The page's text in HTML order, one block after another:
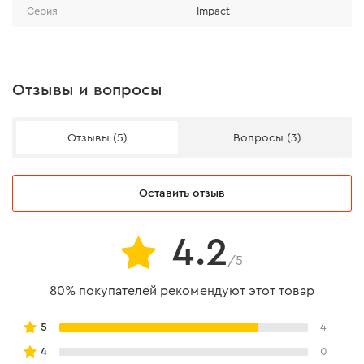
закаливание биты позволяет выдерживать
Выбор типа биты
Серия Impact
Отзывы и вопросы
Отзывы (5) Вопросы (3)
Оставить отзыв
4.2 /5
80% покупателей рекомендуют этот товар
5 4
4 0